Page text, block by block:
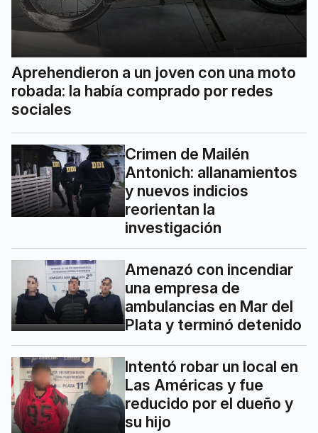
Aprehendieron a un joven con una moto
robada: la había comprado por redes
sociales
Crimen de Mailén
Antonich: allanamientos
y nuevos indicios
reorientan la
investigación
Amenazó con incendiar
una empresa de
ambulancias en Mar del
Plata y terminó detenido
Intentó robar un local en
Las Américas y fue
reducido por el dueño y
su hijo